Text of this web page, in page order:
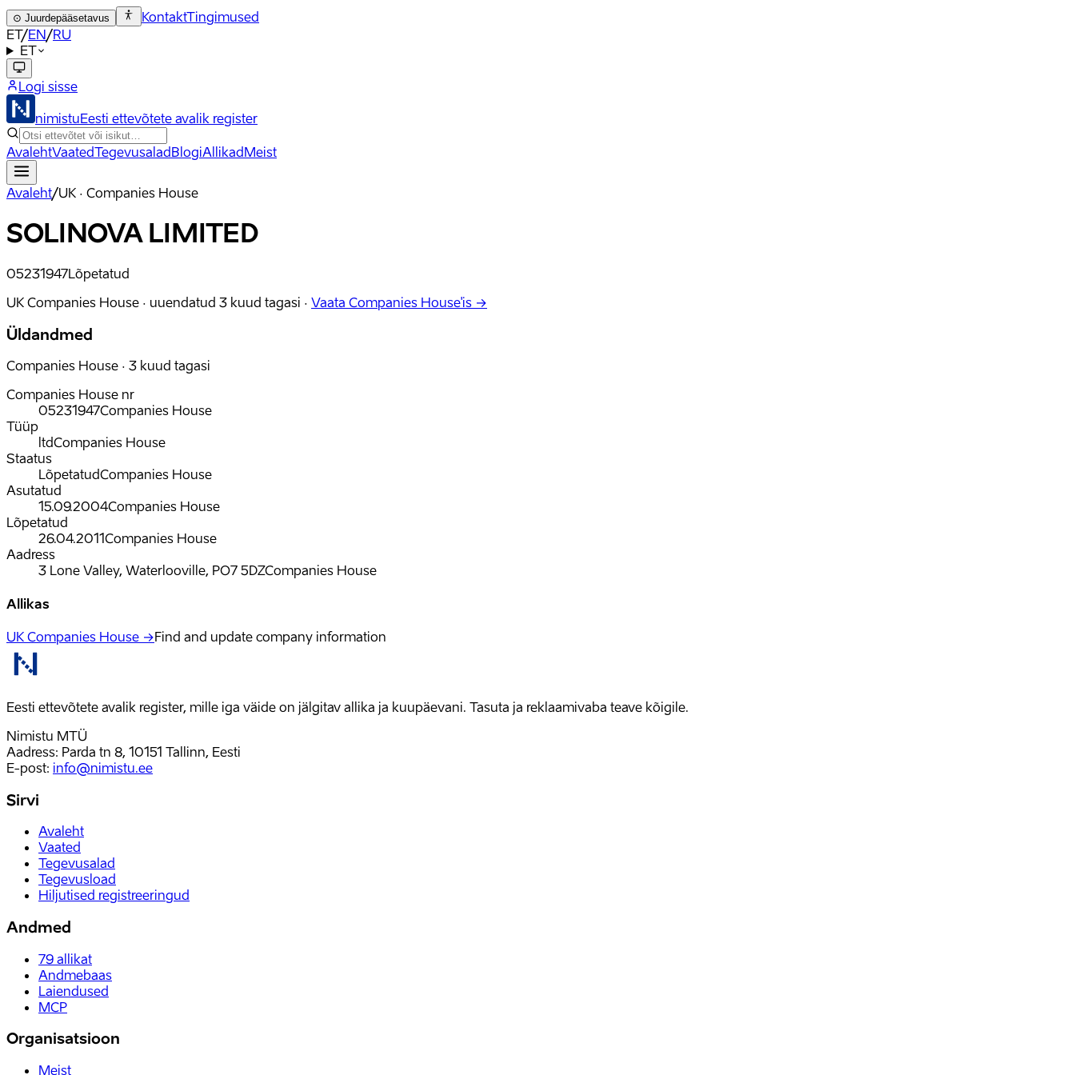
⊙ Juurdepääsetavus KontaktTingimused
ET/EN/RU
ET
Logi sisse
nimistuEesti ettevõtete avalik register
AvalehtVaatedTegevusaladBlogiAllikadMeist
Avaleht/UK · Companies House
SOLINOVA LIMITED
05231947Lõpetatud
UK Companies House · uuendatud 3 kuud tagasi · Vaata Companies House'is →
Üldandmed
Companies House · 3 kuud tagasi
Companies House nr
05231947Companies House
Tüüp
ltdCompanies House
Staatus
LõpetatudCompanies House
Asutatud
15.09.2004Companies House
Lõpetatud
26.04.2011Companies House
Aadress
3 Lone Valley, Waterlooville, PO7 5DZCompanies House
Allikas
UK Companies House →Find and update company information
Eesti ettevõtete avalik register, mille iga väide on jälgitav allika ja kuupäevani. Tasuta ja reklaamivaba teave kõigile.
Nimistu MTÜ
Aadress: Parda tn 8, 10151 Tallinn, Eesti
E-post: info@nimistu.ee
Sirvi
Avaleht
Vaated
Tegevusalad
Tegevusload
Hiljutised registreeringud
Andmed
79 allikat
Andmebaas
Laiendused
MCP
Organisatsioon
Meist